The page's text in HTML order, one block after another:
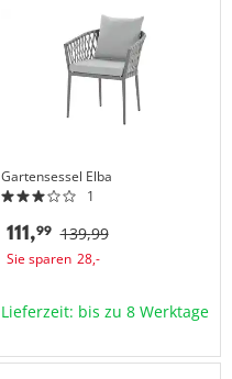
Gartensessel Elba
1
139,99
111,99
28,-
Sie sparen
Lieferzeit: bis zu 8 Werktage